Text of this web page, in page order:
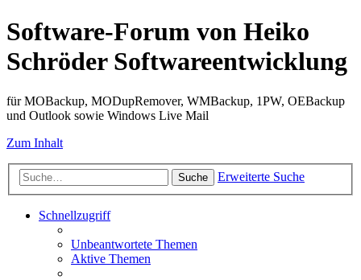
Software-Forum von Heiko
Schröder Softwareentwicklung
für MOBackup, MODupRemover, WMBackup, 1PW, OEBackup
und Outlook sowie Windows Live Mail
Zum Inhalt
Suche Erweiterte Suche
Schnellzugriff
Unbeantwortete Themen
Aktive Themen